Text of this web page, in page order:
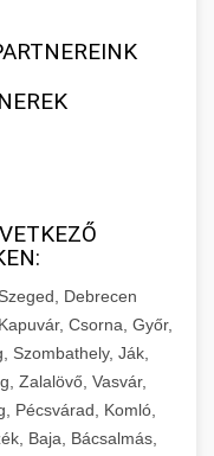
Debrecen
Csorna, Győr,
Szombathely, Ják,
Zalalövő, Vasvár,
Pécsvárad, Komló,
Baja, Bácsalmás,